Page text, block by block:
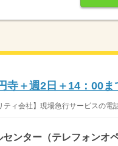
寺＋週2日＋14：00
ティ会社】現場急行サービスの
センター（テレフォンオ